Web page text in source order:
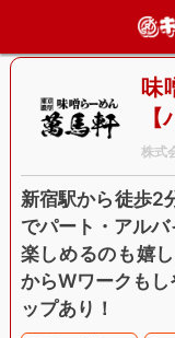
>東
【パート・アルバイト募
味
株式
新宿駅から徒歩2
でパート・アル
楽しめるのも嬉
からWワークも
ップあり！